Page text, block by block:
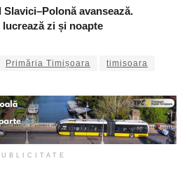
avansează.
zi și noapte
Primăria Timișoara timisoara